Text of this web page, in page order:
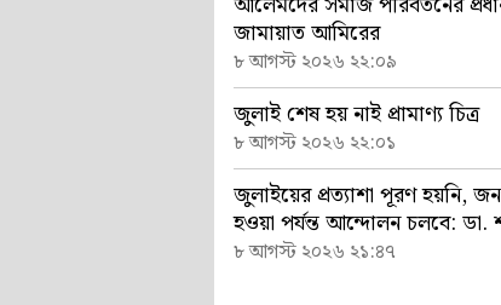
জামায়াত আমিরের
৮ আগস্ট ২০২৬ ২২:০৯
জুলাই শেষ হয় নাই প্রামাণ্য চিত্র
৮ আগস্ট ২০২৬ ২২:০১
জুলাইয়ের প্রত্যাশা পূরণ হয়নি,
হওয়া পর্যন্ত আন্দোলন চলবে:
৮ আগস্ট ২০২৬ ২১:৪৭